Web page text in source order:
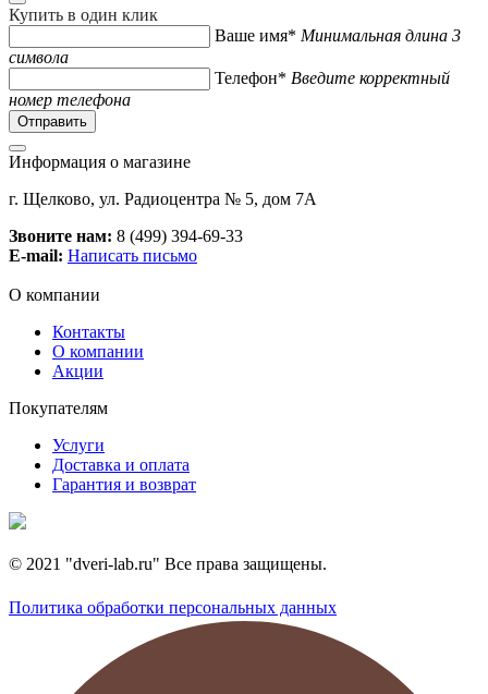
Купить в один клик
Ваше имя* Минимальная длина 3
символа
Телефон* Введите корректный
номер телефона
Информация о магазине
г. Щелково, ул. Радиоцентра № 5, дом 7А
Звоните нам: 8 (499) 394-69-33
E-mail: Написать письмо
О компании
Контакты
О компании
Акции
Покупателям
Услуги
Доставка и оплата
Гарантия и возврат
© 2021 "dveri-lab.ru" Все права защищены.
Политика обработки персональных данных